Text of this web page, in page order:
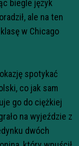
biegle język
ale na ten
w Chicago
spotykać
co jak sam
go do ciężkiej
na wyjeździe z
dwóch